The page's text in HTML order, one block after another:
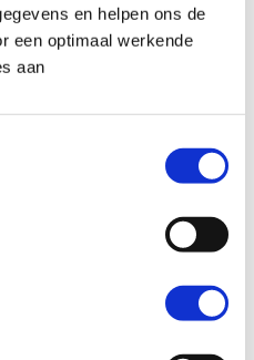
en helpen ons de
een optimaal werkende
aan
ontspanning brengt.